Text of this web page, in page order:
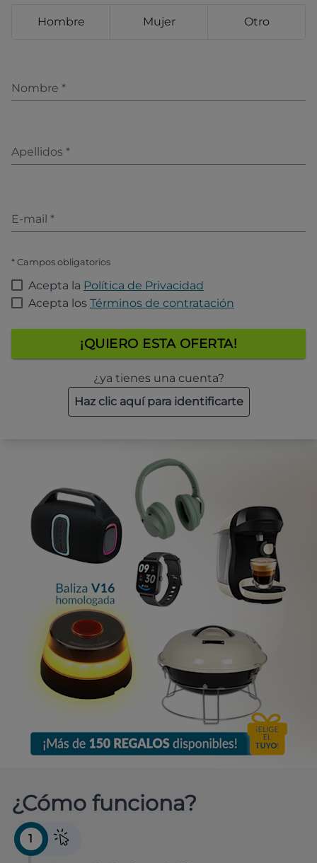
Hombre Mujer Otro
Nombre *
Apellidos *
E-mail *
* Campos obligatorios
Acepta la Política de Privacidad
Acepta los Términos de contratación
¡QUIERO ESTA OFERTA!
¿ya tienes una cuenta?
Haz clic aquí para identificarte
¿Cómo funciona?
1